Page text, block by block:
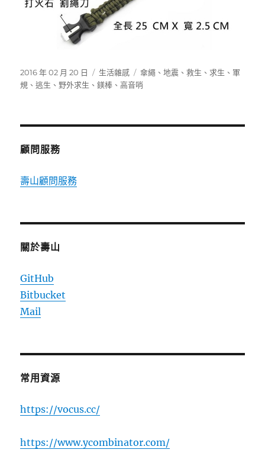
發
佈
2016 年 02 月 20 日
分
類
生活雜感
標
籤
傘繩 、地震 、救生 、求生 、軍
規 、逃生 、 野外求生 、鎂棒 、高音哨
顧問服務
壽山顧問服務
關於壽山
GitHub
Bitbucket
Mail
常用資源
https://vocus.cc/
https://www.ycombinator.com/